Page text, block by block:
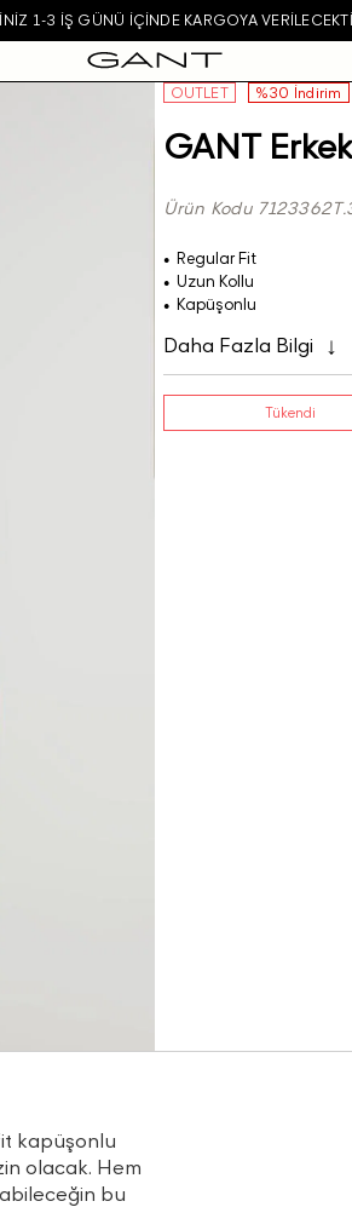
1-3 IŞ GÜNÜ IÇINDE KARGOYA
OUTLET %30 İndirim
GANT
Ürün Kodu
Regular Fit
Uzun Kollu
Kapüşonlu
Daha Fazla Bilgi
Tükendi
kapüşonlu
olacak. Hem
bu